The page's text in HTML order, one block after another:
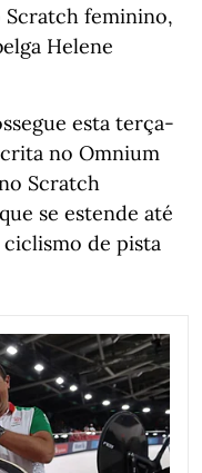
Scratch feminino,
Helene
esta terça-
no Omnium
Scratch
se estende até
de pista